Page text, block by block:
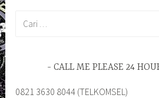
CALL ME PLEASE 24
0821 3630 8044 (TELKOMSEL)